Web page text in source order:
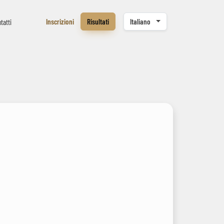
Inscrizioni Risultati Italiano